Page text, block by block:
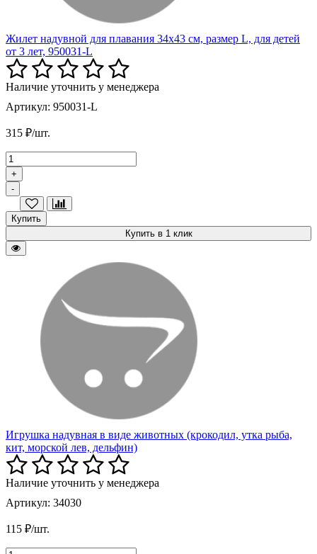
Жилет надувной для плавания 34х43 см, размер L, для детей
от 3 лет, 950031-L
Наличие уточнить у менеджера
Артикул: 950031-L
315 ₽/шт.
+
-
Купить
Купить в 1 клик
Игрушка надувная в виде животных (крокодил, утка рыба,
кит, морской лев, дельфин)
Наличие уточнить у менеджера
Артикул: 34030
115 ₽/шт.